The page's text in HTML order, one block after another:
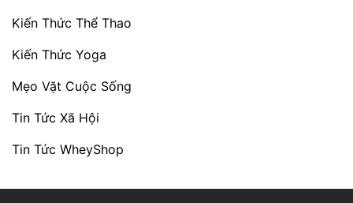
Kiến Thức Thể Thao
Kiến Thức Yoga
Mẹo Vặt Cuộc Sống
Tin Tức Xã Hội
Tin Tức WheyShop